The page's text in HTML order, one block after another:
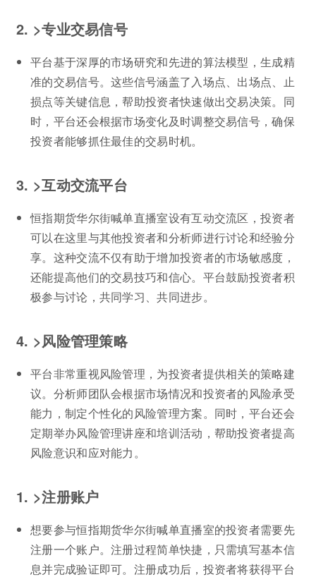
2. >专业交易信号
平台基于深厚的市场研究和先进的算法模型，生成精
准的交易信号。这些信号涵盖了入场点、出场点、止
损点等关键信息，帮助投资者快速做出交易决策。同
时，平台还会根据市场变化及时调整交易信号，确保
投资者能够抓住最佳的交易时机。
3. >互动交流平台
恒指期货华尔街喊单直播室设有互动交流区，投资者
可以在这里与其他投资者和分析师进行讨论和经验分
享。这种交流不仅有助于增加投资者的市场敏感度，
还能提高他们的交易技巧和信心。平台鼓励投资者积
极参与讨论，共同学习、共同进步。
4. >风险管理策略
平台非常重视风险管理，为投资者提供相关的策略建
议。分析师团队会根据市场情况和投资者的风险承受
能力，制定个性化的风险管理方案。同时，平台还会
定期举办风险管理讲座和培训活动，帮助投资者提高
风险意识和应对能力。
1. >注册账户
想要参与恒指期货华尔街喊单直播室的投资者需要先
注册一个账户。注册过程简单快捷，只需填写基本信
息并完成验证即可。注册成功后，投资者将获得平台